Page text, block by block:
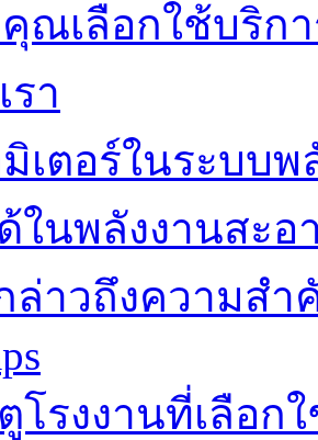
ณเลือกใช้บริก
รา
เตอร์ในระบบ
ในพลังงานสะอ
ล่าวถึงความสำ
โรงงานที่เลือ